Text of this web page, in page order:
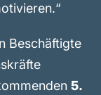
Beschäftigte
5.